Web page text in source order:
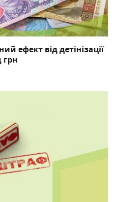
ефект від детінізації
грн